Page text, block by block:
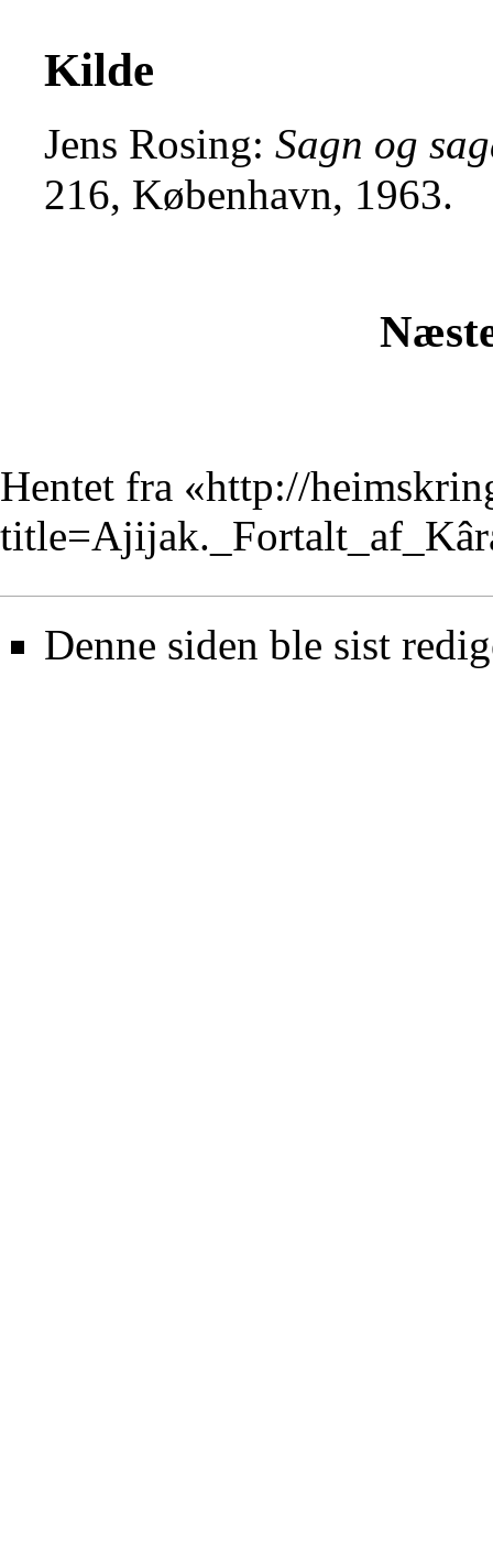
Kilde
Jens Rosing: Sagn og
216, København, 1963.
Hentet fra «http://
Denne siden ble sist